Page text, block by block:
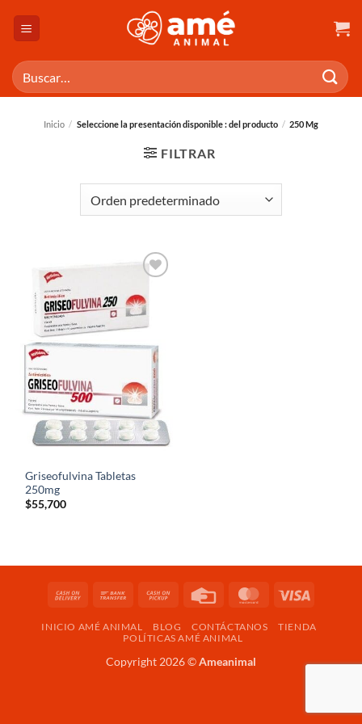
Buscar
por:
Inicio / Seleccione la presentación disponible : del producto / 250 Mg
FILTRAR
A LA
LISTA
DE
DESEOS
Griseofulvina Tabletas
250mg
$55,700
Cash
Delivery
Bank
Cash
Pickup
Credit
MasterCard
INICIO AMÉ ANIMAL BLOG CONTÁCTANOS
TIENDA
POLÍTICAS AMÉ ANIMAL
Copyright 2026 ©Ameanimal